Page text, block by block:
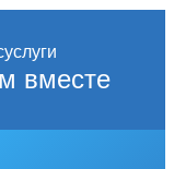
вместе